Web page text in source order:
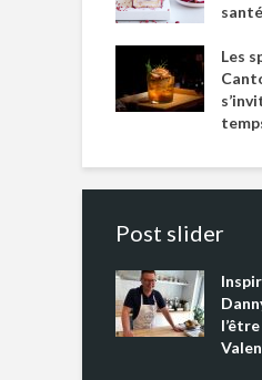
Les
Post slider